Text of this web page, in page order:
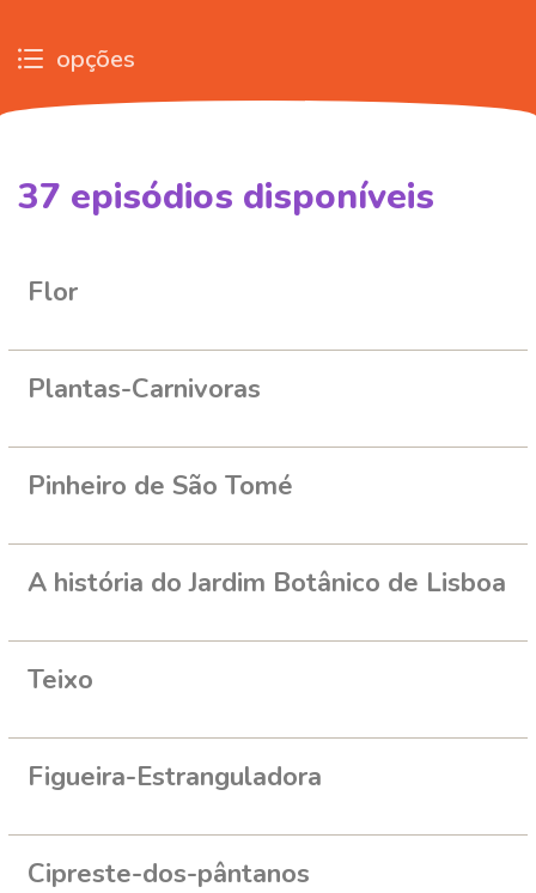
opções
37 episódios disponíveis
Flor
Plantas-Carnivoras
Pinheiro de São Tomé
A história do Jardim Botânico de Lisboa
Teixo
Figueira-Estranguladora
Cipreste-dos-pântanos